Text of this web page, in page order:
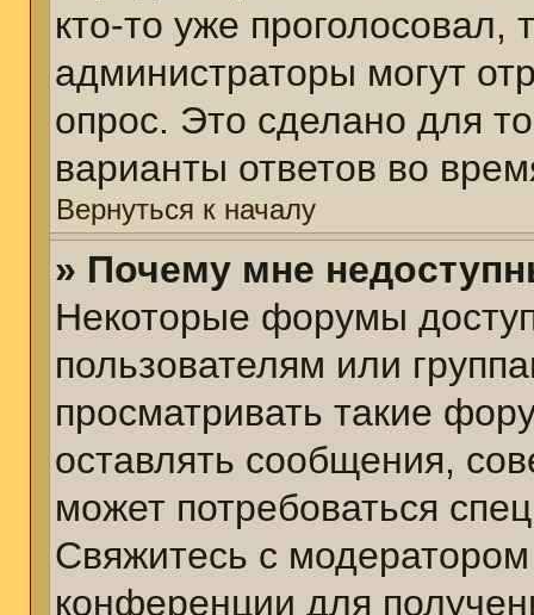
кто-то уже
администраторы могут
опрос. Это сделано для
варианты ответов во
Вернуться к началу
» Почему мне
Некоторые форумы
пользователям или
просматривать такие
оставлять сообщения,
может потребоваться
Свяжитесь с
конференции для